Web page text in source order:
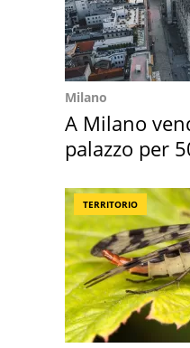
Milano
A Milano
palazzo per
TERRITORIO